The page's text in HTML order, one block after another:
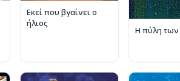
Εκεί που βγαίνει ο
ήλιος
Η πύλη